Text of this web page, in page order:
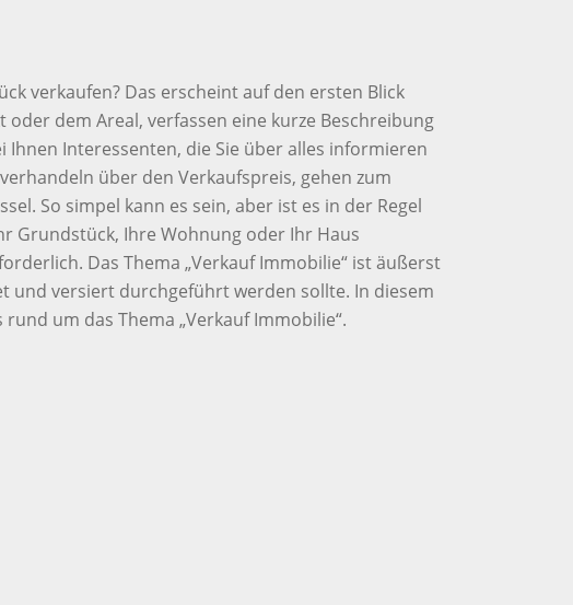
verkaufen? Das erscheint auf den ersten Blick
oder dem Areal, verfassen eine kurze Beschreibung
Ihnen Interessenten, die Sie über alles informieren
über den Verkaufspreis, gehen zum
So simpel kann es sein, aber ist es in der Regel
Grundstück, Ihre Wohnung oder Ihr Haus
Das Thema „Verkauf Immobilie“ ist äußerst
und versiert durchgeführt werden sollte. In diesem
um das Thema „Verkauf Immobilie“.